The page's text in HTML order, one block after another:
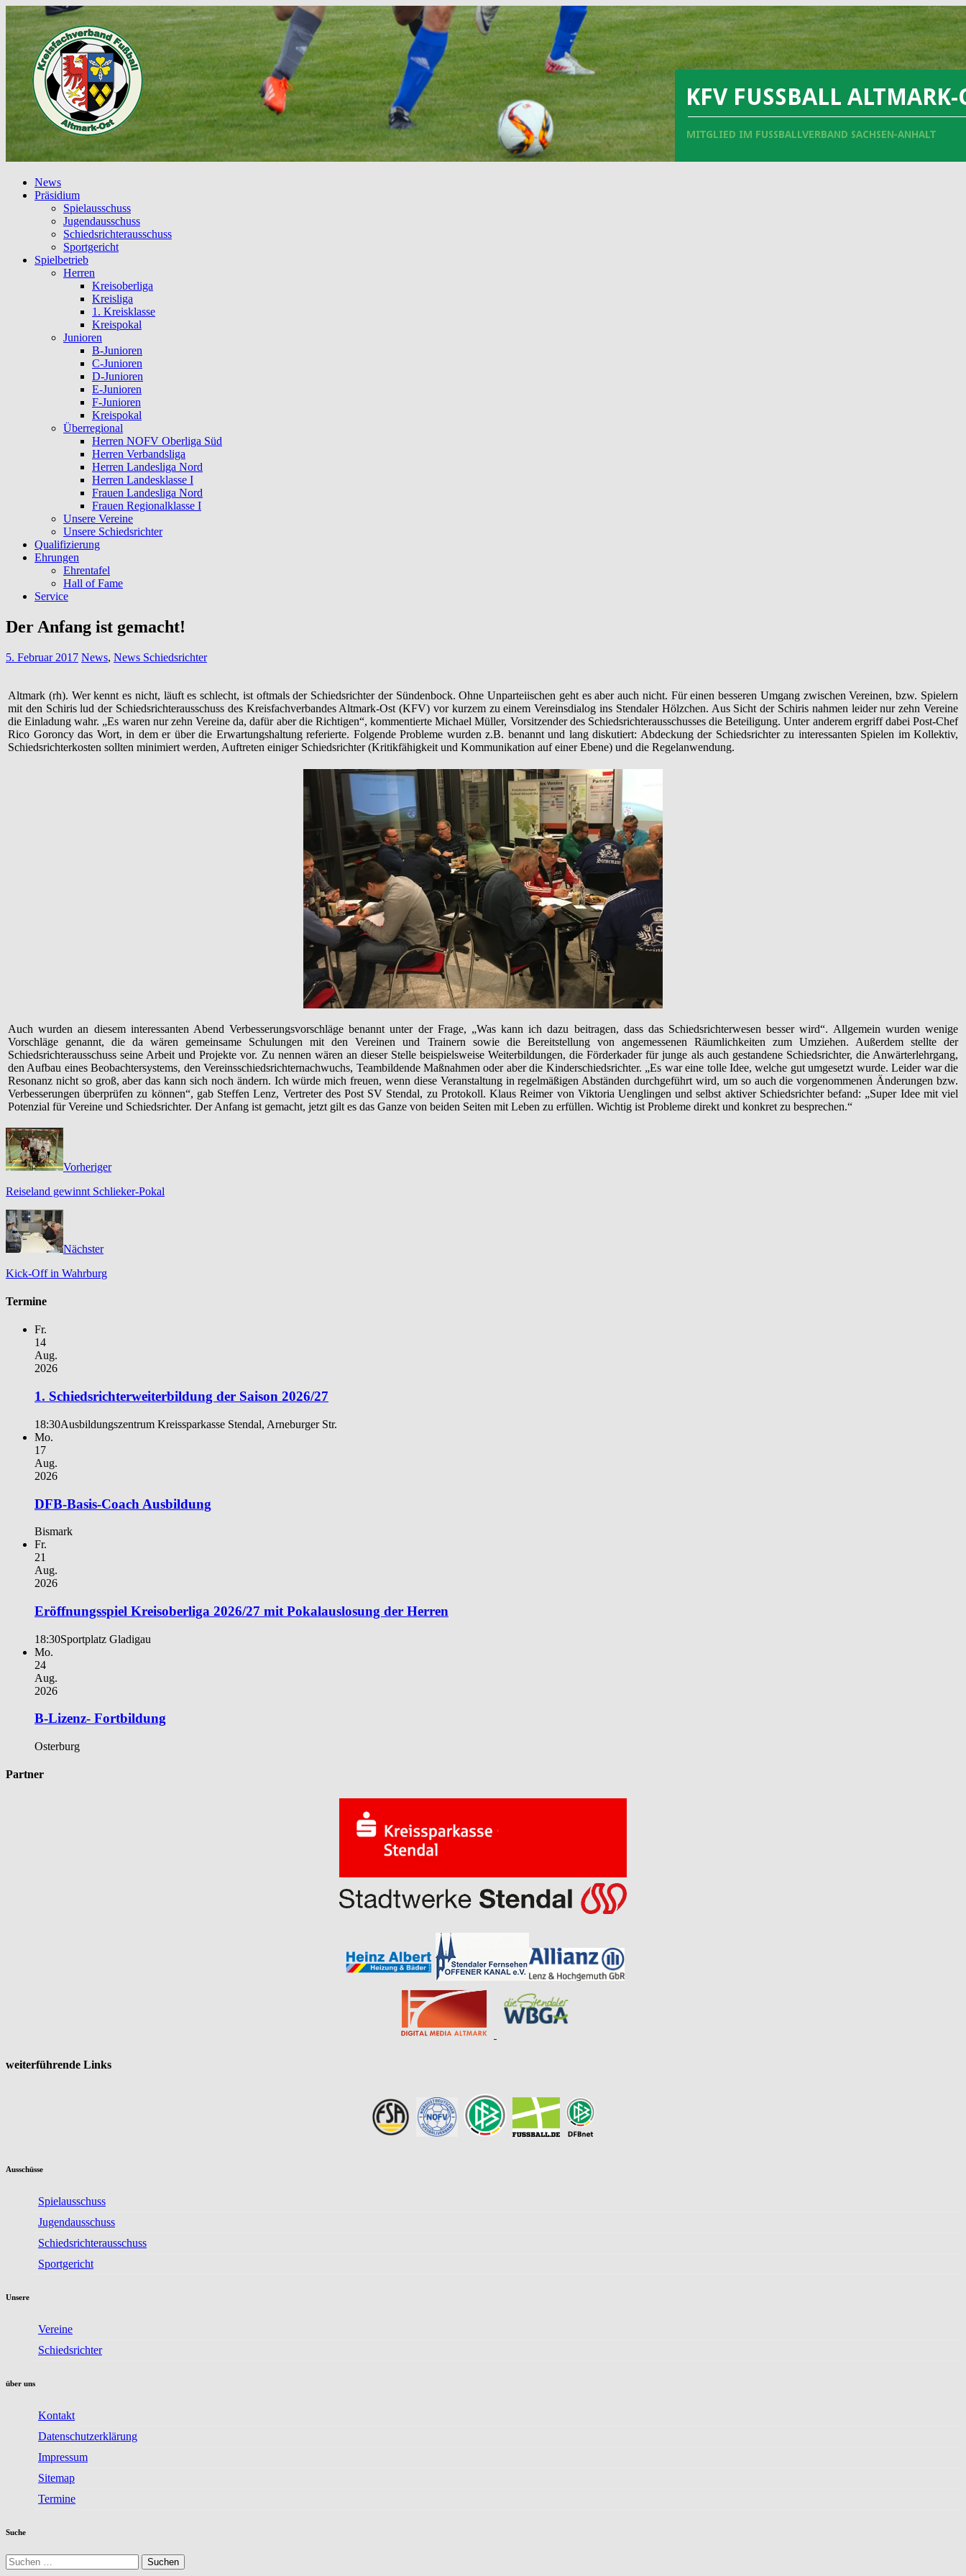
News
Präsidium
Spielausschuss
Jugendausschuss
Schiedsrichterausschuss
Sportgericht
Spielbetrieb
Herren
Kreisoberliga
Kreisliga
1. Kreisklasse
Kreispokal
Junioren
B-Junioren
C-Junioren
D-Junioren
E-Junioren
F-Junioren
Kreispokal
Überregional
Herren NOFV Oberliga Süd
Herren Verbandsliga
Herren Landesliga Nord
Herren Landesklasse I
Frauen Landesliga Nord
Frauen Regionalklasse I
Unsere Vereine
Unsere Schiedsrichter
Qualifizierung
Ehrungen
Ehrentafel
Hall of Fame
Service
Der Anfang ist gemacht!
5. Februar 2017 News, News Schiedsrichter
Altmark (rh). Wer kennt es nicht, läuft es schlecht, ist oftmals der Schiedsrichter der Sündenbock. Ohne Unparteiischen geht es aber auch nicht. Für einen besseren Umgang zwischen Vereinen, bzw. Spielern
mit den Schiris lud der Schiedsrichterausschuss des Kreisfachverbandes Altmark-Ost (KFV) vor kurzem zu einem Vereinsdialog ins Stendaler Hölzchen. Aus Sicht der Schiris nahmen leider nur zehn Vereine
die Einladung wahr. „Es waren nur zehn Vereine da, dafür aber die Richtigen“, kommentierte Michael Müller, Vorsitzender des Schiedsrichterausschusses die Beteiligung. Unter anderem ergriff dabei Post-Chef
Rico Goroncy das Wort, in dem er über die Erwartungshaltung referierte. Folgende Probleme wurden z.B. benannt und lang diskutiert: Abdeckung der Schiedsrichter zu interessanten Spielen im Kollektiv,
Schiedsrichterkosten sollten minimiert werden, Auftreten einiger Schiedsrichter (Kritikfähigkeit und Kommunikation auf einer Ebene) und die Regelanwendung.
Auch wurden an diesem interessanten Abend Verbesserungsvorschläge benannt unter der Frage, „Was kann ich dazu beitragen, dass das Schiedsrichterwesen besser wird“. Allgemein wurden wenige
Vorschläge genannt, die da wären gemeinsame Schulungen mit den Vereinen und Trainern sowie die Bereitstellung von angemessenen Räumlichkeiten zum Umziehen. Außerdem stellte der
Schiedsrichterausschuss seine Arbeit und Projekte vor. Zu nennen wären an dieser Stelle beispielsweise Weiterbildungen, die Förderkader für junge als auch gestandene Schiedsrichter, die Anwärterlehrgang,
den Aufbau eines Beobachtersystems, den Vereinsschiedsrichternachwuchs, Teambildende Maßnahmen oder aber die Kinderschiedsrichter. „Es war eine tolle Idee, welche gut umgesetzt wurde. Leider war die
Resonanz nicht so groß, aber das kann sich noch ändern. Ich würde mich freuen, wenn diese Veranstaltung in regelmäßigen Abständen durchgeführt wird, um so auch die vorgenommenen Änderungen bzw.
Verbesserungen überprüfen zu können“, gab Steffen Lenz, Vertreter des Post SV Stendal, zu Protokoll. Klaus Reimer von Viktoria Uenglingen und selbst aktiver Schiedsrichter befand: „Super Idee mit viel
Potenzial für Vereine und Schiedsrichter. Der Anfang ist gemacht, jetzt gilt es das Ganze von beiden Seiten mit Leben zu erfüllen. Wichtig ist Probleme direkt und konkret zu besprechen.“
Vorheriger
Reiseland gewinnt Schlieker-Pokal
Nächster
Kick-Off in Wahrburg
Termine
Fr.
14
Aug.
2026
1. Schiedsrichterweiterbildung der Saison 2026/27
18:30Ausbildungszentrum Kreissparkasse Stendal, Arneburger Str.
Mo.
17
Aug.
2026
DFB-Basis-Coach Ausbildung
Bismark
Fr.
21
Aug.
2026
Eröffnungsspiel Kreisoberliga 2026/27 mit Pokalauslosung der Herren
18:30Sportplatz Gladigau
Mo.
24
Aug.
2026
B-Lizenz- Fortbildung
Osterburg
Partner
weiterführende Links
Ausschüsse
Spielausschuss
Jugendausschuss
Schiedsrichterausschuss
Sportgericht
Unsere
Vereine
Schiedsrichter
über uns
Kontakt
Datenschutzerklärung
Impressum
Sitemap
Termine
Suche
Suchen
nach: